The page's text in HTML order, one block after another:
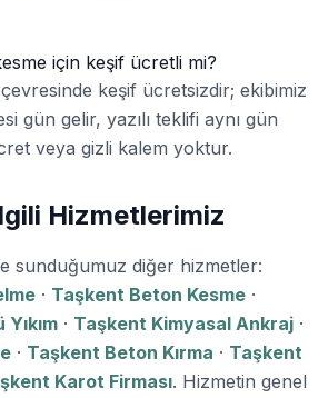
için keşif ücretli mi?
keşif ücretsizdir; ekibimiz
gün gelir, yazılı teklifi aynı gün
veya gizli kalem yoktur.
Hizmetlerimiz
sunduğumuz diğer hizmetler:
· Taşkent Beton Kesme ·
· Taşkent Kimyasal Ankraj ·
· Taşkent Beton Kırma · Taşkent
Karot Firması. Hizmetin genel